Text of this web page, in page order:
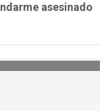
asesinado